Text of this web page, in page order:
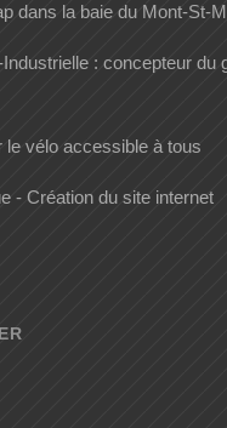
dans la baie du Mont-St-
: concepteur du
le vélo accessible à tous
- Création du site internet